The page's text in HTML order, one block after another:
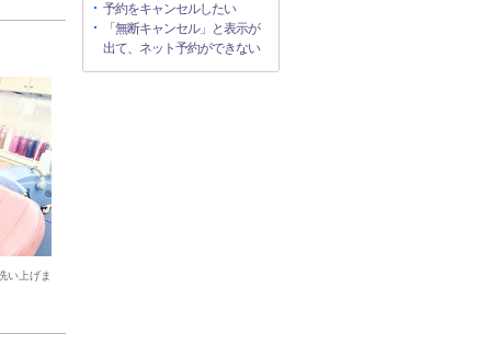
い上げま
予約をキャンセルしたい
「無断キャンセル」と表示が
出て、ネット予約ができない